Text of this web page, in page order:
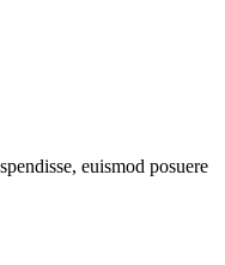
euismod posuere